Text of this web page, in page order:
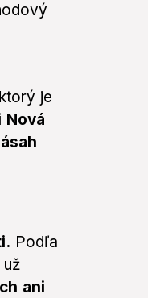
je
Podľa
ani